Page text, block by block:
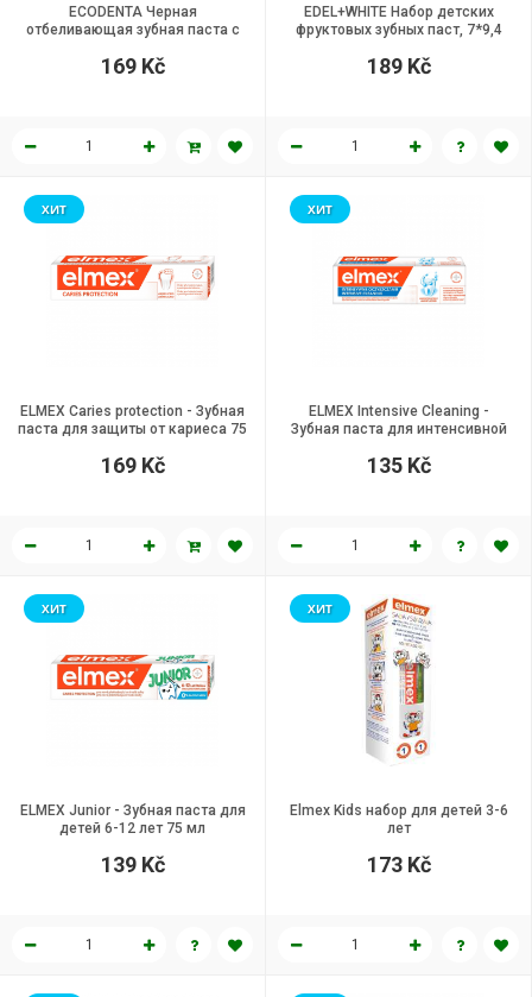
ECODENTA Черная
отбеливающая зубная паста с
169 Kč
EDEL+WHITE Набор детских
фруктовых зубных паст, 7*9,4
189 Kč
ELMEX Caries protection - Зубная
паста для защиты от кариеса 75
ХИТ
169 Kč
ELMEX Intensive Cleaning -
Зубная паста для интенсивной
ХИТ
135 Kč
ELMEX Junior - Зубная паста для
детей 6-12 лет 75 мл
ХИТ
139 Kč
Elmex Kids набор для детей 3-6
лет
ХИТ
173 Kč